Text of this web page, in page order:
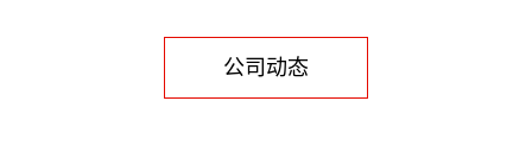
公司动态